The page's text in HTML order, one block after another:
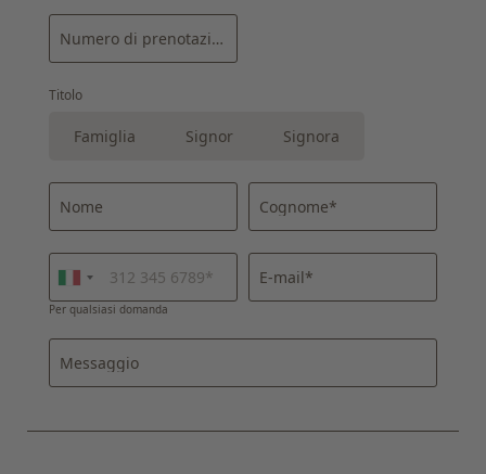
Numero di prenotazione
Titolo
Famiglia Signor Signora
Nome Cognome*
Per qualsiasi domanda
E-mail*
Messaggio
Registrazione alla newsletter